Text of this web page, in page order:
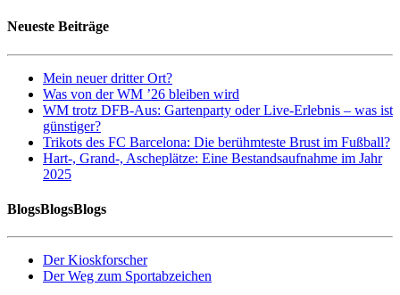
Neueste Beiträge
Mein neuer dritter Ort?
Was von der WM ’26 bleiben wird
WM trotz DFB-Aus: Gartenparty oder Live-Erlebnis – was ist
günstiger?
Trikots des FC Barcelona: Die berühmteste Brust im Fußball?
Hart-, Grand-, Ascheplätze: Eine Bestandsaufnahme im Jahr
2025
BlogsBlogsBlogs
Der Kioskforscher
Der Weg zum Sportabzeichen